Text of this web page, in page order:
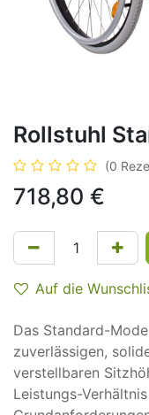
Rollstuhl
(0
718,80 €
Auf die
Das Standard-
zuverlässigen,
verstellbaren
Leistungs-